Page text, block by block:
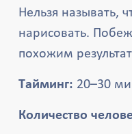
Нельзя называть,
нарисовать.
похожим
Тайминг: 20–30
Количество